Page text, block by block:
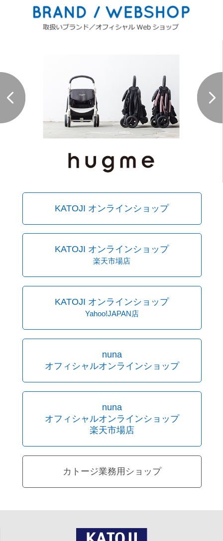
KATOJI オンラインショップ
KATOJI オンラインショップ
楽天市場店
KATOJI オンラインショップ
Yahoo!JAPAN店
nuna
オフィシャルオンラインショップ
nuna
オフィシャルオンラインショップ
楽天市場店
カトージ業務用ショップ